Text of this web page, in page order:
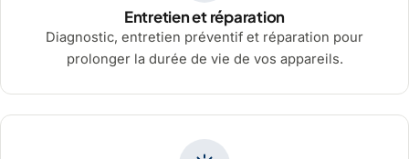
Entretien et réparation
Diagnostic, entretien préventif et réparation pour
prolonger la durée de vie de vos appareils.